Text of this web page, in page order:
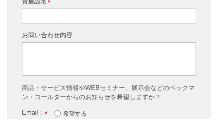
*
お問い合わせ内容
商品・サービス情報やWEBセミナー、展示会などのベックマ
ン・コールターからのお知らせを希望しますか？
*
Email：
希望する